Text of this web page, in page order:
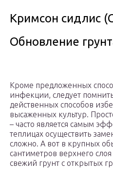
Кримсон сидлис
Обновление
Кроме предложенных
инфекции, следует
действенных способов
высаженных культур.
– часто является самым
теплицах осуществить
сложно. А вот в крупных
сантиметров верхнего
свежий грунт с открытых